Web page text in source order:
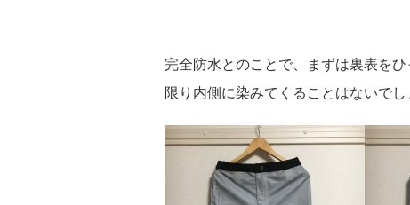
完全防水とのことで、まずは裏表を
限り内側に染みてくることはないでし